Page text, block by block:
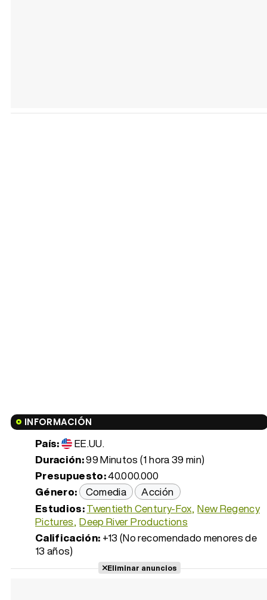
INFORMACIÓN
País:
EE.UU.
Duración:99 Minutos (1 hora 39 min)
Presupuesto:40.000.000
Género: Comedia
Acción
Estudios:Twentieth Century-Fox New Regency
Pictures Deep River Productions
Calificación: +13 (No recomendado menores de
13 años)
Eliminar anuncios